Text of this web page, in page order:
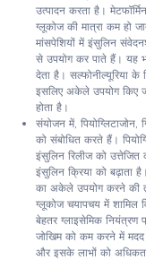
उत्पादन करता है।
ग्लूकोज की मात्रा कम हो
मांसपेशियों में इंसुलिन
से उपयोग कर पाते हैं। यह
देता है। सल्फोनील्यूरिया के
इसलिए अकेले उपयोग किए
होता है।
संयोजन में,
को संबोधित करते हैं।
इंसुलिन रिलीज को
इंसुलिन क्रिया को बढ़ाता
का अकेले उपयोग करने की
ग्लूकोज चयापचय में शामिल
बेहतर ग्लाइसेमिक
जोखिम को कम करने में मदद
और इसके लाभों को